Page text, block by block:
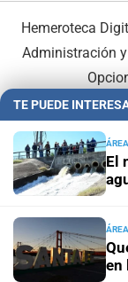
Hemeroteca
Administración
TE PUEDE
El
en